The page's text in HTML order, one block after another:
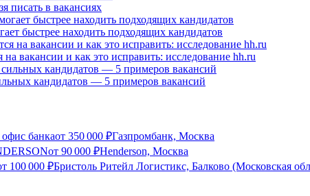
писать в вакансиях
быстрее находить подходящих кандидатов
вакансии и как это исправить: исследование hh.ru
кандидатов — 5 примеров вакансий
банкаот 350 000 ₽Газпромбанк, Москва
от 90 000 ₽Henderson, Москва
100 000 ₽Бристоль Ритейл Логистикс, Балково (Московская